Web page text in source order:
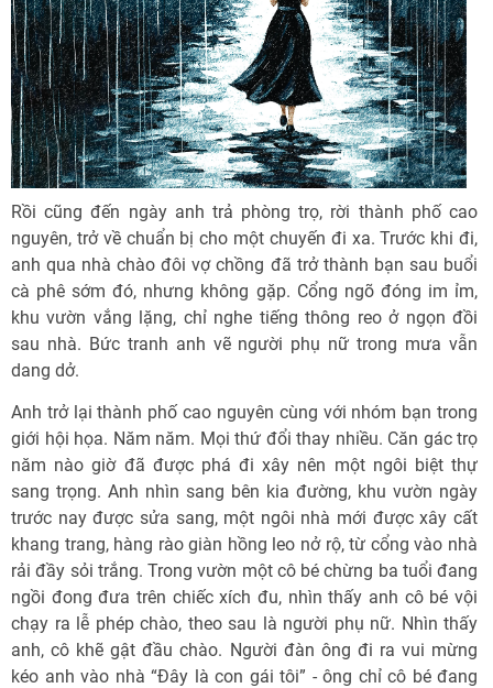
Rồi cũng đến ngày anh trả phòng trọ, rời thành phố cao
nguyên, trở về chuẩn bị cho một chuyến đi xa. Trước khi đi,
anh qua nhà chào đôi vợ chồng đã trở thành bạn sau buổi
cà phê sớm đó, nhưng không gặp. Cổng ngõ đóng im ỉm,
khu vườn vắng lặng, chỉ nghe tiếng thông reo ở ngọn đồi
sau nhà. Bức tranh anh vẽ người phụ nữ trong mưa vẫn
dang dở.
Anh trở lại thành phố cao nguyên cùng với nhóm bạn trong
giới hội họa. Năm năm. Mọi thứ đổi thay nhiều. Căn gác trọ
năm nào giờ đã được phá đi xây nên một ngôi biệt thự
sang trọng. Anh nhìn sang bên kia đường, khu vườn ngày
trước nay được sửa sang, một ngôi nhà mới được xây cất
khang trang, hàng rào giàn hồng leo nở rộ, từ cổng vào nhà
rải đầy sỏi trắng. Trong vườn một cô bé chừng ba tuổi đang
ngồi đong đưa trên chiếc xích đu, nhìn thấy anh cô bé vội
chạy ra lễ phép chào, theo sau là người phụ nữ. Nhìn thấy
anh, cô khẽ gật đầu chào. Người đàn ông đi ra vui mừng
kéo anh vào nhà “Ðây là con gái tôi” - ông chỉ cô bé đang